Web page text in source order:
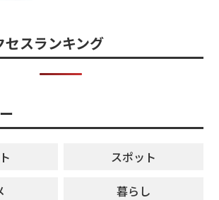
セスランキング
スポット
暮らし